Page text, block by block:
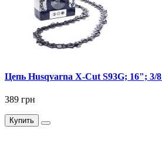
Цепь Husqvarna X-Cut S93G; 16";
389 грн
Купить